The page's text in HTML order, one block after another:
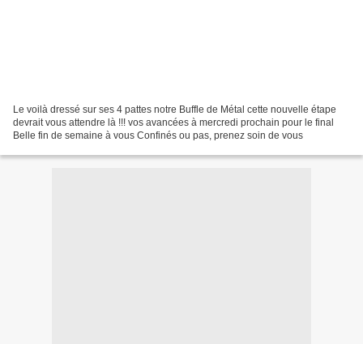
Le voilà dressé sur ses 4 pattes notre Buffle de Métal cette nouvelle étape
devrait vous attendre là !!! vos avancées à mercredi prochain pour le final
Belle fin de semaine à vous Confinés ou pas, prenez soin de vous